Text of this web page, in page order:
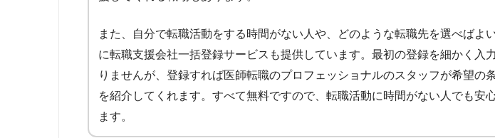
また、自分で転職活動をする時間がない人や、どのような転職先を選べばよ
に転職支援会社一括登録サービスも提供しています。最初の登録を細かく入
りませんが、登録すれば医師転職のプロフェッショナルのスタッフが希望の
を紹介してくれます。すべて無料ですので、転職活動に時間がない人でも安
ます。